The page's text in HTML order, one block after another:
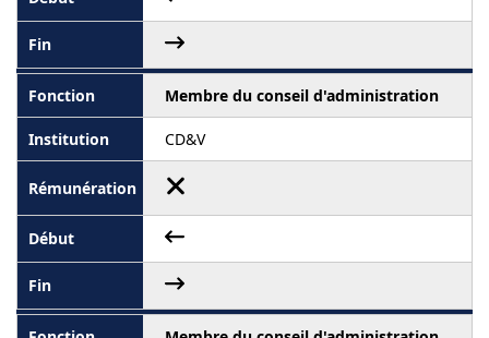
Membre du conseil d'administration
CD&V